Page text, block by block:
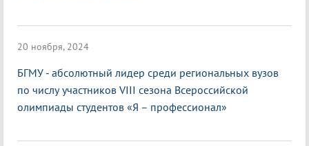
20 ноября, 2024
БГМУ - абсолютный лидер среди региональных вузов
по числу участников VIII сезона Всероссийской
олимпиады студентов «Я – профессионал»